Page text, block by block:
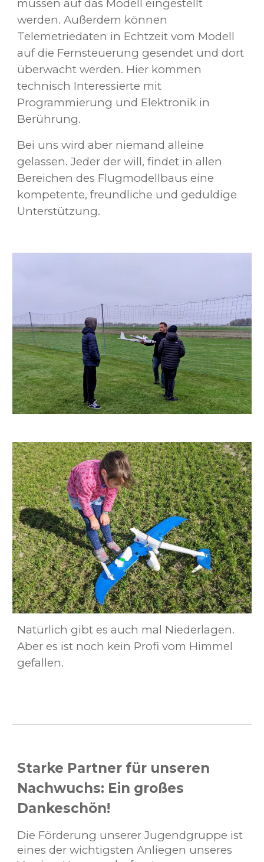
müssen auf das Modell eingestellt
werden. Außerdem können
Telemetriedaten in Echtzeit vom Modell
auf die Fernsteuerung gesendet und dort
überwacht werden. Hier kommen
technisch Interessierte mit
Programmierung und Elektronik in
Berührung.
Bei uns wird aber niemand alleine
gelassen. Jeder der will, findet in allen
Bereichen des Flugmodellbaus eine
kompetente, freundliche und geduldige
Unterstützung.
Natürlich gibt es auch mal Niederlagen.
Aber es ist noch kein Profi vom Himmel
gefallen.
Starke Partner für unseren
Nachwuchs: Ein großes
Dankeschön!
Die Förderung unserer Jugendgruppe ist
eines der wichtigsten Anliegen unseres